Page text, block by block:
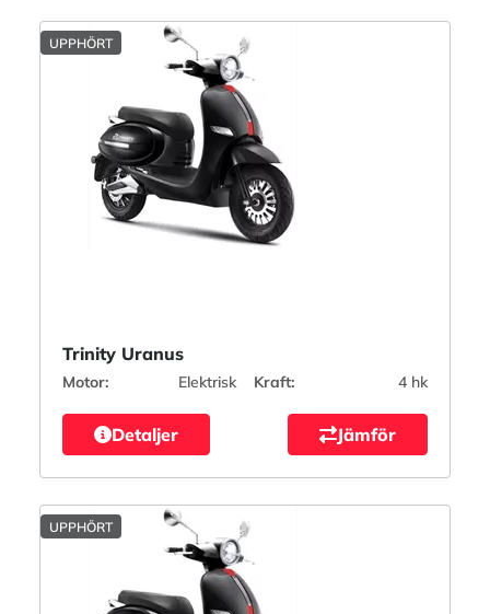
UPPHÖRT
Trinity Uranus
Motor: Elektrisk Kraft: 4 hk
Detaljer Jämför
UPPHÖRT